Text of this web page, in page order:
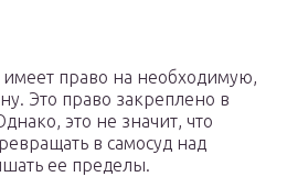
право на необходимую,
Это право закреплено в
это не значит, что
в самосуд над
ее пределы.